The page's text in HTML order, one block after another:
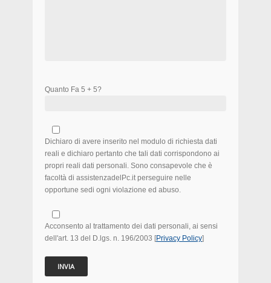
Quanto Fa 5 + 5?
Dichiaro di avere inserito nel modulo di richiesta dati
reali e dichiaro pertanto che tali dati corrispondono ai
propri reali dati personali. Sono consapevole che è
facoltà di assistenzadelPc.it perseguire nelle
opportune sedi ogni violazione ed abuso.
Acconsento al trattamento dei dati personali, ai sensi
dell'art. 13 del D.lgs. n. 196/2003 [Privacy Policy]